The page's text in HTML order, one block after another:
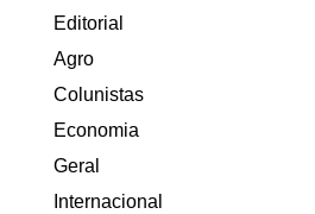
Editorial
Agro
Colunistas
Economia
Geral
Internacional